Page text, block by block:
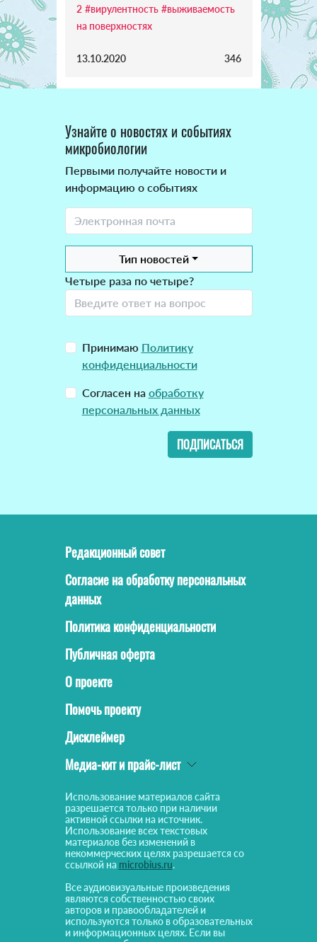
2 #вирулентность #выживаемость
на поверхностях
13.10.2020 346
Узнайте о новостях и событиях
микробиологии
Первыми получайте новости и
информацию о событиях
Тип новостей
Четыре раза по четыре?
Принимаю Политику
конфиденциальности
Согласен на обработку
персональных данных
ПОДПИСАТЬСЯ
Редакционный совет
Согласие на обработку персональных
данных
Политика конфиденциальности
Публичная оферта
О проекте
Помочь проекту
Дисклеймер
Медиа-кит и прайс-лист
Использование материалов сайта
разрешается только при наличии
активной ссылки на источник.
Использование всех текстовых
материалов без изменений в
некоммерческих целях разрешается со
ссылкой на microbius.ru.
Все аудиовизуальные произведения
являются собственностью своих
авторов и правообладателей и
используются только в образовательных
и информационных целях. Если вы